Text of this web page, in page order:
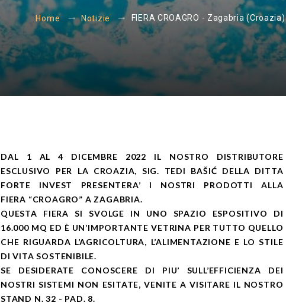
Home Notizie FIERA CROAGRO - Zagabria (Croazia)
DAL 1 AL 4 DICEMBRE 2022 IL NOSTRO DISTRIBUTORE
ESCLUSIVO PER LA CROAZIA, SIG. TEDI BAŠIĆ DELLA DITTA
FORTE INVEST PRESENTERA’ I NOSTRI PRODOTTI ALLA
FIERA “CROAGRO” A ZAGABRIA.
QUESTA FIERA SI SVOLGE IN UNO SPAZIO ESPOSITIVO DI
16.000 MQ ED È UN’IMPORTANTE VETRINA PER TUTTO QUELLO
CHE RIGUARDA L’AGRICOLTURA, L’ALIMENTAZIONE E LO STILE
DI VITA SOSTENIBILE.
SE DESIDERATE CONOSCERE DI PIU’ SULL’EFFICIENZA DEI
NOSTRI SISTEMI NON ESITATE, VENITE A VISITARE IL NOSTRO
STAND N. 32 - PAD. 8.